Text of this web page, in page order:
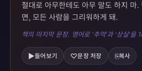
절대로 아무한테도 아무 말도 하지 마
면, 모든 사람을 그리워하게 돼.
책의 마지막 문장. 영어로 '추억'과 '상실'을
▶들어보기 ♡문장 저장 ⎘복사